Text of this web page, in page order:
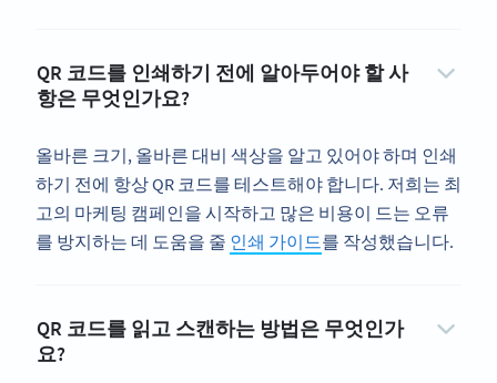
QR 코드를 인쇄하기 전에 알아두어야 할 사
항은 무엇인가요?
올바른 크기, 올바른 대비 색상을 알고 있어야 하며 인쇄
하기 전에 항상 QR 코드를 테스트해야 합니다. 저희는 최
고의 마케팅 캠페인을 시작하고 많은 비용이 드는 오류
를 방지하는 데 도움을 줄 인쇄 가이드를 작성했습니다.
QR 코드를 읽고 스캔하는 방법은 무엇인가
요?